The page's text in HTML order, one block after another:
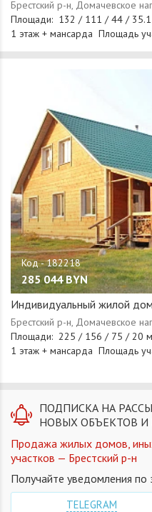
285 044 BYN
Индивидуальный жилой дом
ПОДПИСКА НА
НОВЫХ ОБЪЕКТОВ
Продажа жилых домов,
участков — Брестский р-н
Получайте уведомления
TELEGRAM